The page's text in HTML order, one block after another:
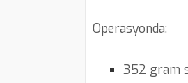
Operasyonda:
352 gram